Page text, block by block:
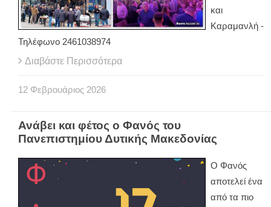
και
Καραμανλή -
Τηλέφωνο 2461038974
Διαβάστε Περισσότερα
12 Φεβρουάριος 2026
Ανάβει και φέτος ο Φανός του
Πανεπιστημίου Δυτικής Μακεδονίας
Ο Φανός
αποτελεί ένα
από τα πιο